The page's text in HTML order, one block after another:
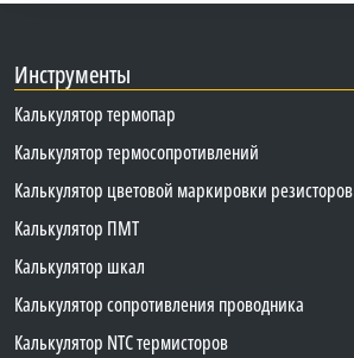
Инструменты
Калькулятор термопар
Калькулятор термосопротивлений
Калькулятор цветовой маркировки резисторов
Калькулятор ПМТ
Калькулятор шкал
Калькулятор сопротивления проводника
Калькулятор NTC термисторов